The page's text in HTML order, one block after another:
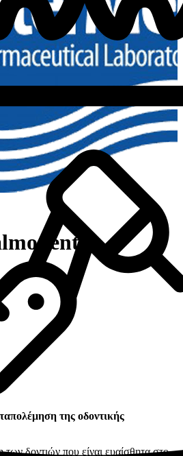
της οδοντικής
δοντιών που είναι ευαίσθητα στο